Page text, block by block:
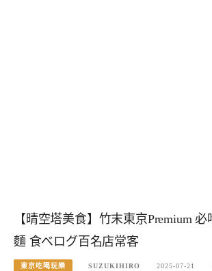
【晴空塔美食】竹末東京Premium
麵 食べログ百名店常客
東京吃喝玩樂 SUZUKIHIRO 2025-07-21